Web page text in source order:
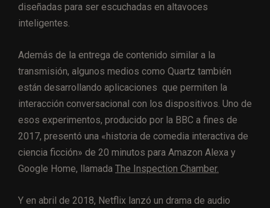
diseñadas para ser escuchadas en altavoces
inteligentes.
Además de la entrega de contenido similar a la
transmisión, algunos medios como Quartz también
están desarrollando aplicaciones que permiten la
interacción conversacional con los dispositivos. Uno de
esos experimentos, producido por la BBC a fines de
2017, presentó una «historia de comedia interactiva de
ciencia ficción» de 20 minutos para Amazon Alexa y
Google Home, llamada The Inspection Chamber.
Y en abril de 2018, Netflix lanzó un drama de audio